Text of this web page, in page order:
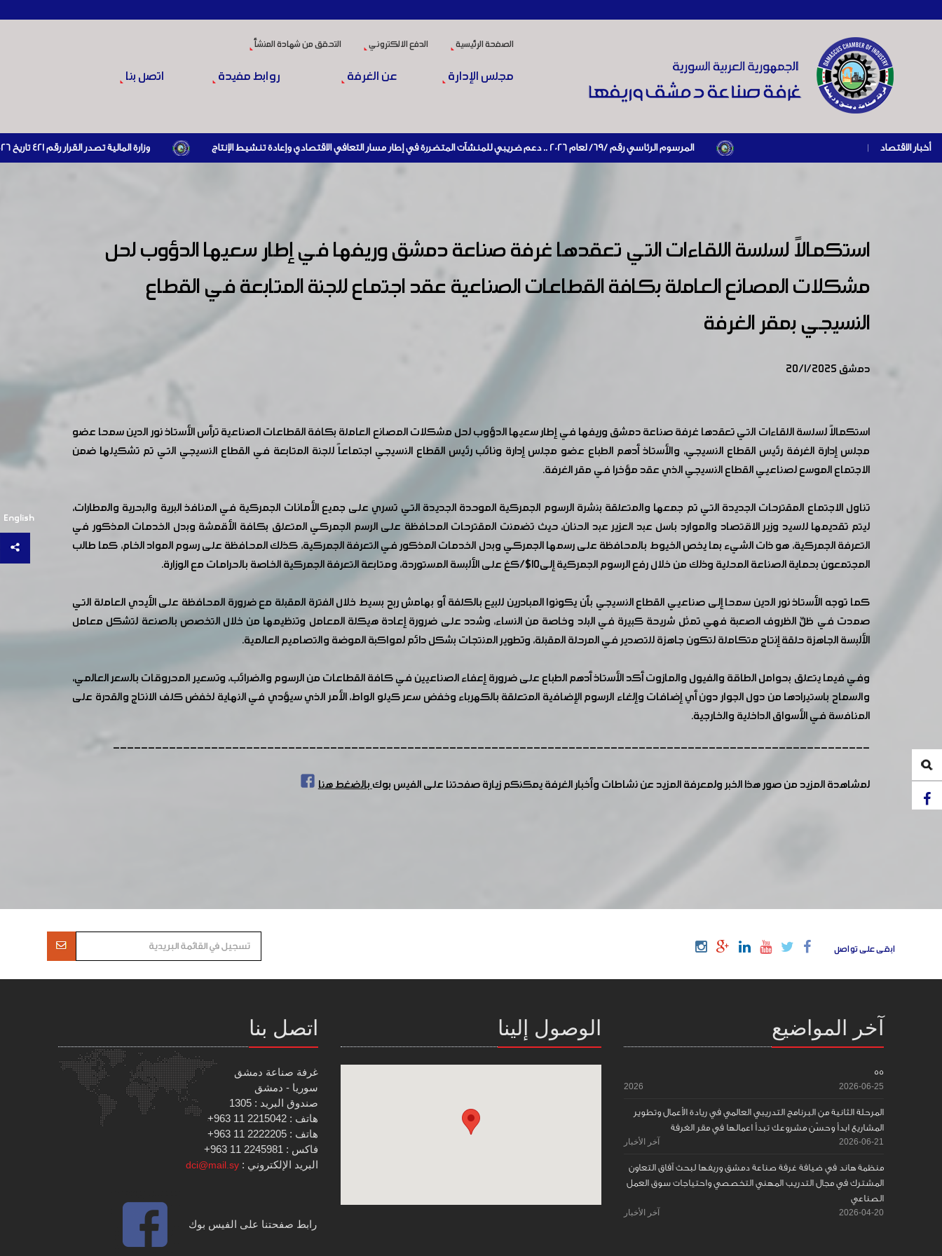
الصفحة الرئيسية الدفع الالكتروني التحقق من شهادة المنشأ
مجلس الإدارة عن الغرفة روابط مفيدة اتصل بنا
أخبار الاقتصاد | المرسوم الرئاسي رقم /69/ لعام 2026 .. دعم ضريبي للمنشآت المتضررة في إطار مسار التعافي الاقتصادي وإعادة تنشيط الإنتاج وزارة المالية تصدر القرار رقم 421 تاريخ 24/3/2026 المتضمن الزام المستوردين بإبراز براءة ذمة مالية سارية صادرة عن الهيئة العامة للضرائب والرسوم أو مديرياتها عند القيام بعمليات الاستيراد
English
استكمالاً لسلسة اللقاءات التي تعقدها غرفة صناعة دمشق وريفها في إطار سعيها الدؤوب لحل
مشكلات المصانع العاملة بكافة القطاعات الصناعية عقد اجتماع للجنة المتابعة في القطاع
النسيجي بمقر الغرفة
دمشق 20/1/2025
استكمالاً لسلسة اللقاءات التي تعقدها غرفة صناعة دمشق وريفها في إطار سعيها الدؤوب لحل مشكلات المصانع العاملة بكافة القطاعات الصناعية ترأس الأستاذ نور الدين سمحا عضو
مجلس إدارة الغرفة رئيس القطاع النسيجي، والأستاذ أدهم الطباع عضو مجلس إدارة ونائب رئيس القطاع النسيجي اجتماعاً للجنة المتابعة في القطاع النسيجي التي تم تشكيلها ضمن
الاجتماع الموسع لصناعيي القطاع النسيجي الذي عقد مؤخرا في مقر الغرفة.
تناول الاجتماع المقترحات الجديدة التي تم جمعها والمتعلقة بنشرة الرسوم الجمركية الموحدة الجديدة التي تسري على جميع الأمانات الجمركية في المنافذ البرية والبحرية والمطارات،
ليتم تقديمها للسيد وزير الاقتصاد والموارد باسل عبد العزير عبد الحنان، حيث تضمنت المقترحات المحافظة على الرسم الجمركي المتعلق بكافة الأقمشة وبدل الخدمات المذكور في
التعرفة الجمركية، هو ذات الشيء بما يخص الخيوط بالمحافظة على رسمها الجمركي وبدل الخدمات المذكور في التعرفة الجمركية، كذلك المحافظة على رسوم المواد الخام، كما طالب
المجتمعون بحماية الصناعة المحلية وذلك من خلال رفع الرسوم الجمركية إلى10$/كغ على الألبسة المستوردة، ومتابعة التعرفة الجمركية الخاصة بالحرامات مع الوزارة.
كما توجه الأستاذ نور الدين سمحا إلى صناعيي القطاع النسيجي بأن يكونوا المبادرين للبيع بالكلفة أو بهامش ربح بسيط خلال الفترة المقبلة مع ضرورة المحافظة على الأيدي العاملة التي
صمدت في ظلِّ الظروف الصعبة فهي تمثل شريحة كبيرة في البلد وخاصة من النساء، وشدد على ضرورة إعادة هيكلة المعامل وتنظيمها من خلال التخصص بالصنعة لتشكل معامل
الألبسة الجاهزة حلقة إنتاج متكاملة لتكون جاهزة للتصدير في المرحلة المقبلة، وتطوير المنتجات بشكل دائم لمواكبة الموضة والتصاميم العالمية.
وفي فيما يتعلق بحوامل الطاقة والفيول والمازوت أكد الأستاذ أدهم الطباع على ضرورة إعفاء الصناعيين في كافة القطاعات من الرسوم والضرائب، وتسعير المحروقات بالسعر العالمي،
والسماح باستيرادها من دول الجوار دون أي إضافات وإلغاء الرسوم الإضافية المتعلقة بالكهرباء وخفض سعر كيلو الواط، الأمر الذي سيؤدي في النهاية لخفض كلف الانتاج والقدرة على
المنافسة في الأسواق الداخلية والخارجية.
------------------------------------------------------------------------------------------------------------
لمشاهدة المزيد من صور هذا الخبر ولمعرفة المزيد عن نشاطات وأخبار الغرفة يمكنكم زيارة صفحتنا على الفيس بوكبالضغط هنا
ابقى على تواصل
آخر المواضيع
55
2026-06-25
2026
المرحلة الثانية من البرنامج التدريبي العالمي في ريادة الأعمال وتطوير
المشاريع ابدأ وحسّن مشروعك تبدأ اعمالها في مقر الغرفة
2026-06-21 آخر الأخبار
منظمة هاند في ضيافة غرفة صناعة دمشق وريفها لبحث آفاق التعاون
المشترك في مجال التدريب المهني التخصصي واحتياجات سوق العمل
الصناعي
2026-04-20 آخر الأخبار
الوصول إلينا اتصل بنا
غرفة صناعة دمشق
سوريا - دمشق
صندوق البريد : 1305
هاتف : 2215042 11 963+
هاتف : 2222205 11 963+
فاكس : 2245981 11 963+
البريد الإلكتروني : dci@mail.sy
رابط صفحتنا على الفيس بوك